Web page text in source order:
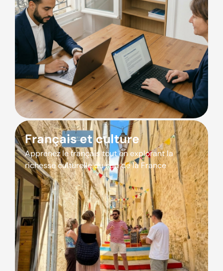
Français et culture
Apprenez le français tout en explorant la
richesse culturelle du sud de la France